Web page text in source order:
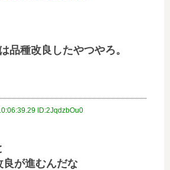
品種改良したやつやろ。
ID:2JqdzbOu0
良が進むんだな